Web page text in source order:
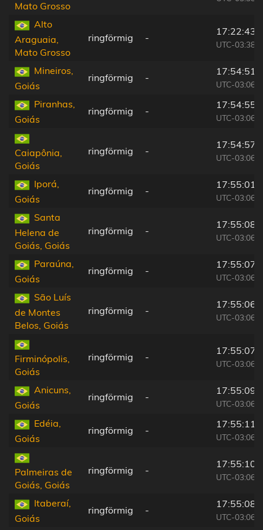
Mato Grosso
Alto
Araguaia,
Mato Grosso
ringförmig -
17:22:43
UTC-03:38
Mineiros,
Goiás
ringförmig -
17:54:51
UTC-03:06
Piranhas,
Goiás
ringförmig -
17:54:55
UTC-03:06
Caiapônia,
Goiás
ringförmig -
17:54:57
UTC-03:06
Iporá,
Goiás
ringförmig -
17:55:01
UTC-03:06
Santa
Helena de
Goiás, Goiás
ringförmig -
17:55:08
UTC-03:06
Paraúna,
Goiás
ringförmig -
17:55:07
UTC-03:06
São Luís
de Montes
Belos, Goiás
ringförmig -
17:55:06
UTC-03:06
Firminópolis,
Goiás
ringförmig -
17:55:07
UTC-03:06
Anicuns,
Goiás
ringförmig -
17:55:09
UTC-03:06
Edéia,
Goiás
ringförmig -
17:55:11
UTC-03:06
Palmeiras de
Goiás, Goiás
ringförmig -
17:55:10
UTC-03:06
Itaberaí,
Goiás
ringförmig -
17:55:08
UTC-03:06